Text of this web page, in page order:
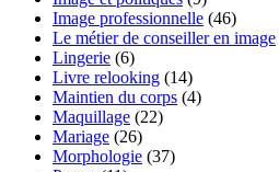
Image professionnelle (46)
Le métier de conseiller en image
Lingerie (6)
Livre relooking (14)
Maintien du corps (4)
Maquillage (22)
Mariage (26)
Morphologie (37)